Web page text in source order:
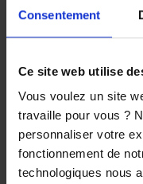
Consentement
Ce site web utilise
Vous voulez un site
travaille pour vous ?
personnaliser votre
fonctionnement de
technologiques nous
Motul
* Idéal pour un
Que vous soyez
quotidien, ce kit vous
rapide et efficace.
Livraison rapide